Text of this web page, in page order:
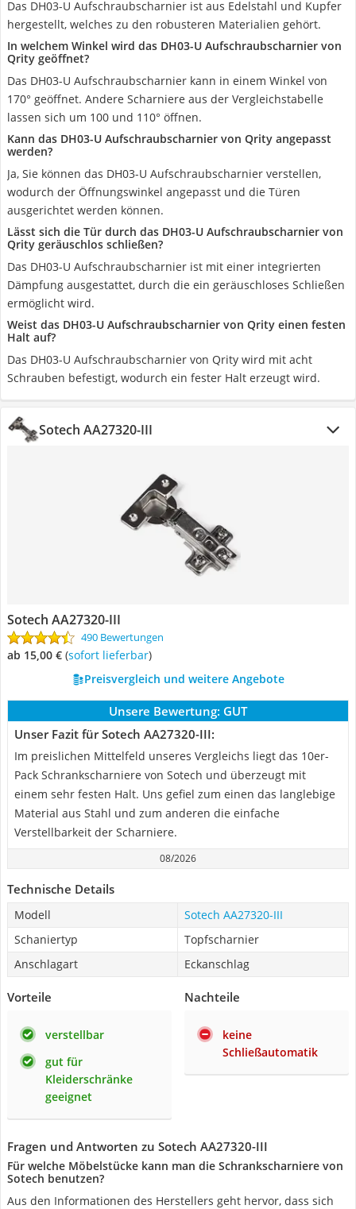
Das ‎DH03-U Aufschraubscharnier ist aus Edelstahl und Kupfer
hergestellt, welches zu den robusteren Materialien gehört.
In welchem Winkel wird das ‎DH03-U Aufschraubscharnier von
Qrity geöffnet?
Das DH03-U Aufschraubscharnier kann in einem Winkel von
170° geöffnet. Andere Scharniere aus der Vergleichstabelle
lassen sich um 100 und 110° öffnen.
Kann das ‎DH03-U Aufschraubscharnier von Qrity angepasst
werden?
Ja, Sie können das ‎DH03-U Aufschraubscharnier verstellen,
wodurch der Öffnungswinkel angepasst und die Türen
ausgerichtet werden können.
Lässt sich die Tür durch das ‎DH03-U Aufschraubscharnier von
Qrity geräuschlos schließen?
Das ‎DH03-U Aufschraubscharnier ist mit einer integrierten
Dämpfung ausgestattet, durch die ein geräuschloses Schließen
ermöglicht wird.
Weist das ‎DH03-U Aufschraubscharnier von Qrity einen festen
Halt auf?
Das ‎DH03-U Aufschraubscharnier von Qrity wird mit acht
Schrauben befestigt, wodurch ein fester Halt erzeugt wird.
Sotech AA27320-III
Sotech AA27320-III
490 Bewertungen
ab 15,00 € ( Sofort lieferbar)
Preisvergleich und weitere Angebote
Unsere Bewertung: GUT
Unser Fazit für Sotech AA27320-III:
Im preislichen Mittelfeld unseres Vergleichs liegt das 10er-
Pack Schrankscharniere von Sotech und überzeugt mit
einem sehr festen Halt. Uns gefiel zum einen das langlebige
Material aus Stahl und zum anderen die einfache
Verstellbarkeit der Scharniere.
08/2026
Technische Details
Modell
Sotech AA27320-III
Schaniertyp
Topfscharnier
Anschlagart
Eckanschlag
Vorteile
verstellbar
gut für
Kleiderschränke
geeignet
Nachteile
keine
Schließautomatik
Fragen und Antworten zu Sotech AA27320-III
Für welche Möbelstücke kann man die Schrankscharniere von
Sotech benutzen?
Aus den Informationen des Herstellers geht hervor, dass sich